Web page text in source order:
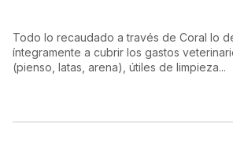
Todo lo recaudado a través de Coral lo
íntegramente a cubrir los gastos
(pienso, latas, arena), útiles de limpieza...